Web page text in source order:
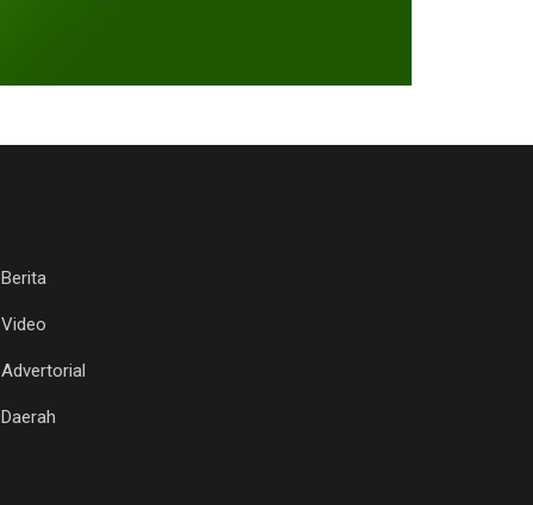
Berita
Video
Advertorial
Daerah